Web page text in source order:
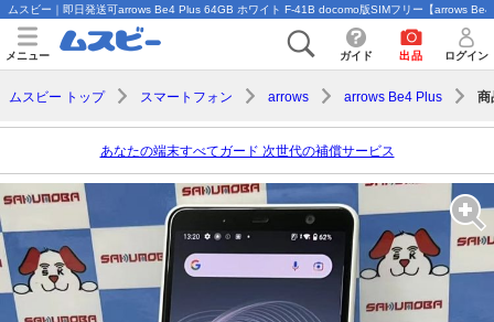
ムスビー｜即日発送可arrows Be4 Plus 64GB ホワイト F-41B docomo版SIMフリー【arrows
メニュー ガイド 出品 ログイン
ムスビー トップ スマートフォン arrows arrows Be4 Plus 商
あなたの端末すべてガード 次世代の補償サービス